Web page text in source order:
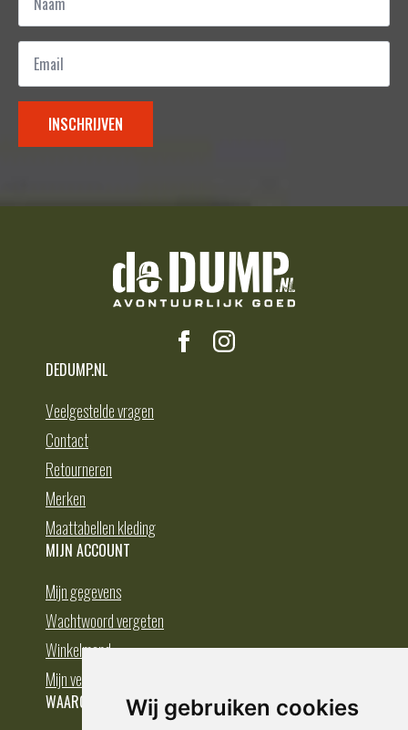
Wij gebruiken cookies
Email
INSCHRIJVEN
DEDUMP.NL
Veelgestelde vragen
Contact
Retourneren
Merken
Maattabellen kleding
MIJN ACCOUNT
Mijn gegevens
Wachtwoord vergeten
Winkelmand
Mijn verlanglijst
WAAROM BESTELLEN BIJ DEDUMP.NL